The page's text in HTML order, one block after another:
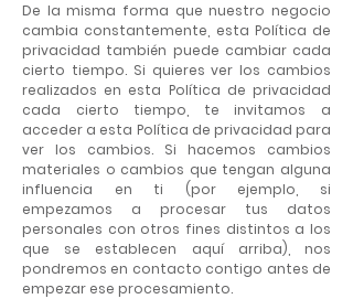
De la misma forma que nuestro negocio
cambia constantemente, esta Política de
privacidad también puede cambiar cada
cierto tiempo. Si quieres ver los cambios
realizados en esta Política de privacidad
cada cierto tiempo, te invitamos a
acceder a esta Política de privacidad para
ver los cambios. Si hacemos cambios
materiales o cambios que tengan alguna
influencia en ti (por ejemplo, si
empezamos a procesar tus datos
personales con otros fines distintos a los
que se establecen aquí arriba), nos
pondremos en contacto contigo antes de
empezar ese procesamiento.